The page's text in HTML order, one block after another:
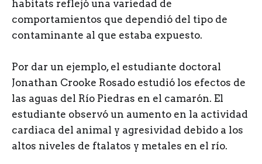
habitats reflejó una variedad de
comportamientos que dependió del tipo de
contaminante al que estaba expuesto.
Por dar un ejemplo, el estudiante doctoral
Jonathan Crooke Rosado estudió los efectos de
las aguas del Río Piedras en el camarón. El
estudiante observó un aumento en la actividad
cardiaca del animal y agresividad debido a los
altos niveles de ftalatos y metales en el río.